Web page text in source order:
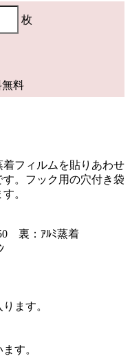
枚
無料
フィルムを貼りあわせ
。フック用の穴付き袋
。
裏：ｱﾙﾐ蒸着
ます。
す。